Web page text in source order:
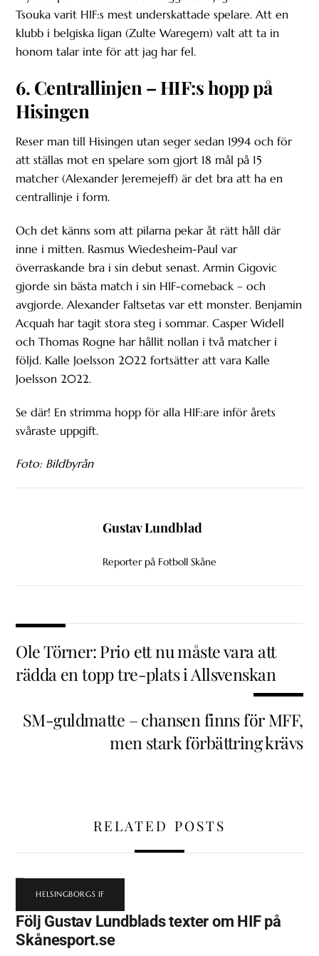
Tsouka varit HIF:s mest underskattade spelare. Att en
klubb i belgiska ligan (Zulte Waregem) valt att ta in
honom talar inte för att jag har fel.
6. Centrallinjen – HIF:s hopp på
Hisingen
Reser man till Hisingen utan seger sedan 1994 och för
att ställas mot en spelare som gjort 18 mål på 15
matcher (Alexander Jeremejeff) är det bra att ha en
centrallinje i form.
Och det känns som att pilarna pekar åt rätt håll där
inne i mitten. Rasmus Wiedesheim-Paul var
överraskande bra i sin debut senast. Armin Gigovic
gjorde sin bästa match i sin HIF-comeback – och
avgjorde. Alexander Faltsetas var ett monster. Benjamin
Acquah har tagit stora steg i sommar. Casper Widell
och Thomas Rogne har hållit nollan i två matcher i
följd. Kalle Joelsson 2022 fortsätter att vara Kalle
Joelsson 2022.
Se där! En strimma hopp för alla HIF:are inför årets
svåraste uppgift.
Foto: Bildbyrån
Gustav Lundblad
Reporter på Fotboll Skåne
Ole Törner: Prio ett nu måste vara att
rädda en topp tre-plats i Allsvenskan
SM-guldmatte – chansen finns för MFF,
men stark förbättring krävs
RELATED POSTS
HELSINGBORGS IF
Följ Gustav Lundblads texter om HIF på
Skånesport.se